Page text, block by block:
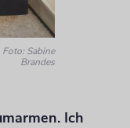
Foto: Sabine
Brandes
Ich